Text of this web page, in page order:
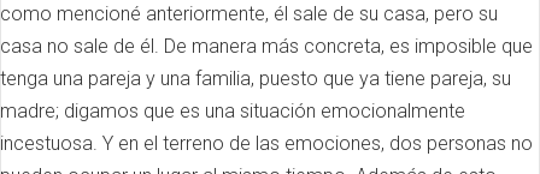
como mencioné anteriormente, él sale de su casa, pero su
casa no sale de él. De manera más concreta, es imposible que
tenga una pareja y una familia, puesto que ya tiene pareja, su
madre; digamos que es una situación emocionalmente
incestuosa. Y en el terreno de las emociones, dos personas no